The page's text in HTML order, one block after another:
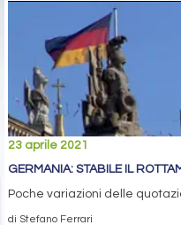
23 aprile 2021
GERMANIA: STABILE IL
Poche variazioni delle
di Stefano Ferrari